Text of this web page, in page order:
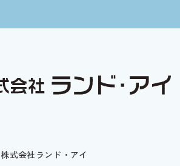
株式会社ランド・アイ